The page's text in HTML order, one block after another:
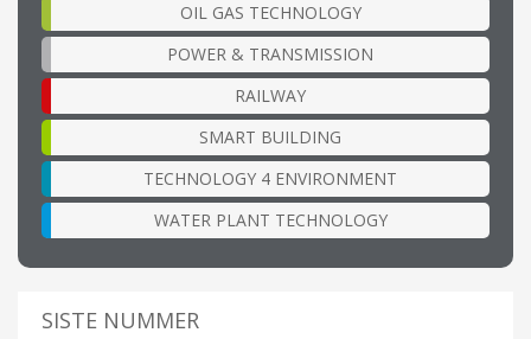
OIL GAS TECHNOLOGY
POWER & TRANSMISSION
RAILWAY
SMART BUILDING
TECHNOLOGY 4 ENVIRONMENT
WATER PLANT TECHNOLOGY
SISTE NUMMER